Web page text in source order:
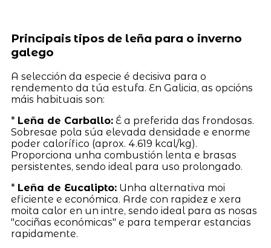
Principais tipos de leña para o inverno
galego
A selección da especie é decisiva para o
rendemento da túa estufa. En Galicia, as opcións
máis habituais son:
* Leña de Carballo:É a preferida das frondosas.
Sobresae pola súa elevada densidade e enorme
poder calorífico (aprox. 4.619 kcal/kg).
Proporciona unha combustión lenta e brasas
persistentes, sendo ideal para uso prolongado.
* Leña de Eucalipto:Unha alternativa moi
eficiente e económica. Arde con rapidez e xera
moita calor en un intre, sendo ideal para as nosas
"cociñas económicas" e para temperar estancias
rapidamente.